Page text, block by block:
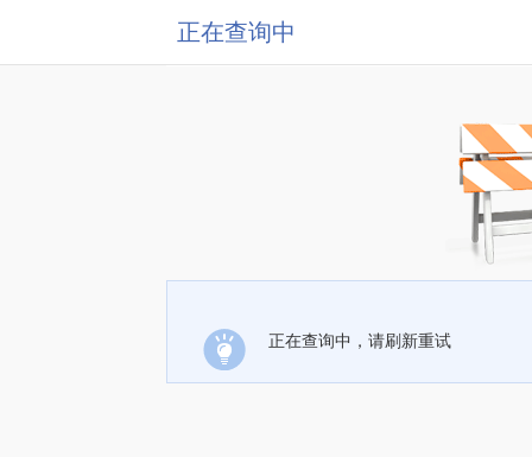
正在查询中
正在查询中，请刷新重试